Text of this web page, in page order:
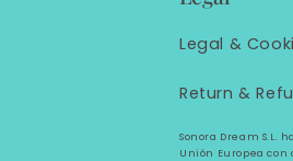
Legal &
Return &
Sonora Dream S.L.
Unión Europea con